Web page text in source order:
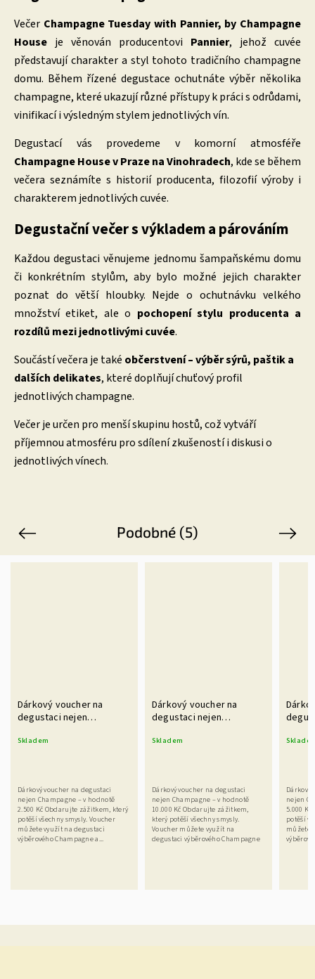
Večer Champagne Tuesday with Pannier, by Champagne
House je věnován producentovi Pannier, jehož cuvée
představují charakter a styl tohoto tradičního champagne
domu. Během řízené degustace ochutnáte výběr několika
champagne, které ukazují různé přístupy k práci s odrůdami,
vinifikací i výsledným stylem jednotlivých vín.
Degustací vás provedeme v komorní atmosféře
Champagne House v Praze na Vinohradech, kde se během
večera seznámíte s historií producenta, filozofií výroby i
charakterem jednotlivých cuvée.
Degustační večer s výkladem a párováním
Každou degustaci věnujeme jednomu šampaňskému domu
či konkrétním stylům, aby bylo možné jejich charakter
poznat do větší hloubky. Nejde o ochutnávku velkého
množství etiket, ale o pochopení stylu producenta a
rozdílů mezi jednotlivými cuvée.
Součástí večera je také občerstvení – výběr sýrů, paštik a
dalších delikates, které doplňují chuťový profil
jednotlivých champagne.
Večer je určen pro menší skupinu hostů, což vytváří
příjemnou atmosféru pro sdílení zkušeností i diskusi o
jednotlivých vínech.
Podobné (5)
Previous
Dárkový voucher na
degustaci nejen
2.500 Kč
Skladem
Dárkový voucher na degustaci
nejen Champagne – v hodnotě
2.500 Kč Obdarujte zážitkem, který
potěší všechny smysly. Voucher
můžete využít na degustaci
výběrového Champagne a...
Dárkový voucher na
degustaci nejen
10.000 Kč
Skladem
Dárkový voucher na degustaci
nejen Champagne – v hodnotě
10.000 Kč Obdarujte zážitkem,
který potěší všechny smysly.
Voucher můžete využít na
degustaci výběrového Champagne
5.000
Dárkový
nejen
5.000
potěší
můžete
Next